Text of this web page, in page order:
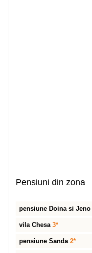
Pensiuni din zona
pensiune Doina si Jeno
vila Chesa 3*
pensiune Sanda 2*